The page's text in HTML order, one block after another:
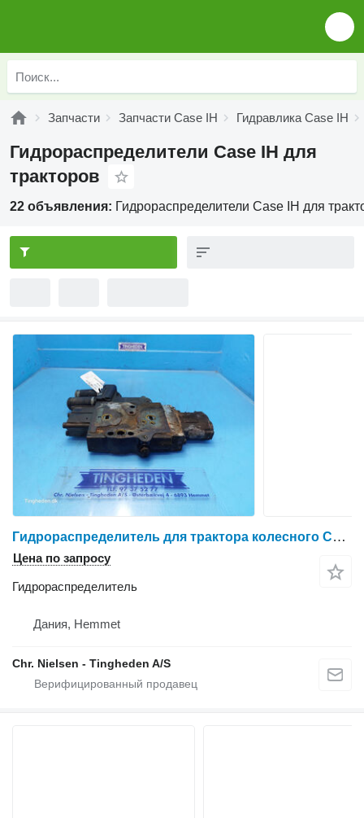
Запчасти Запчасти Case IH Гидравлика Case IH
Гидрораспределители Case IH для
тракторов
22 объявления: Гидрораспределители Case IH для
Гидрораспределитель для трактора колесного Case IH Puma 185
Цена по запросу
Гидрораспределитель
Дания, Hemmet
Chr. Nielsen - Tingheden A/S